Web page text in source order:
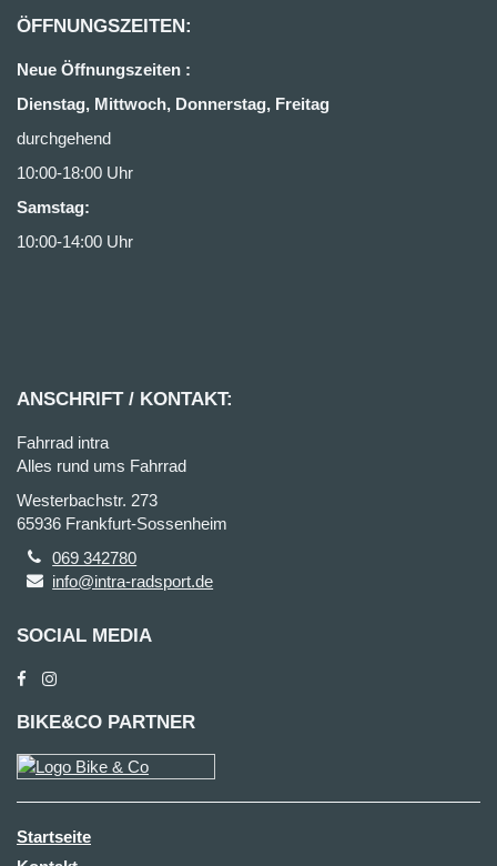
ÖFFNUNGSZEITEN:
Neue Öffnungszeiten :
Dienstag, Mittwoch, Donnerstag, Freitag
durchgehend
10:00-18:00 Uhr
Samstag:
10:00-14:00 Uhr
ANSCHRIFT / KONTAKT:
Fahrrad intra
Alles rund ums Fahrrad
Westerbachstr. 273
65936 Frankfurt-Sossenheim
069 342780
info@intra-radsport.de
SOCIAL MEDIA
BIKE&CO PARTNER
Startseite